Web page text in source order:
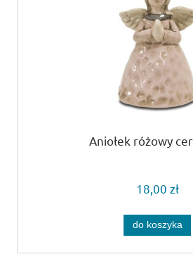
Aniołek różowy
18,00 zł
do koszyka